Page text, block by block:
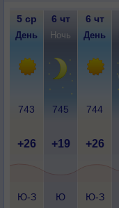
5 ср 6 чт 6 чт
День Ночь День
743 745 744
+26 +19 +26
Ю-З
Ю
Ю-З